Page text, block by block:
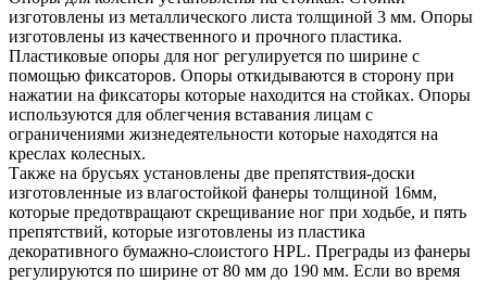
изготовлены из металлического листа толщиной 3 мм. Опоры
изготовлены из качественного и прочного пластика.
Пластиковые опоры для ног регулируется по ширине с
помощью фиксаторов. Опоры откидываются в сторону при
нажатии на фиксаторы которые находится на стойках. Опоры
используются для облегчения вставания лицам с
ограничениями жизнедеятельности которые находятся на
креслах колесных.
Также на брусьях установлены две препятствия-доски
изготовленные из влагостойкой фанеры толщиной 16мм,
которые предотвращают скрещивание ног при ходьбе, и пять
препятствий, которые изготовлены из пластика
декоративного бумажно-слоистого HPL. Преграды из фанеры
регулируются по ширине от 80 мм до 190 мм. Если во время